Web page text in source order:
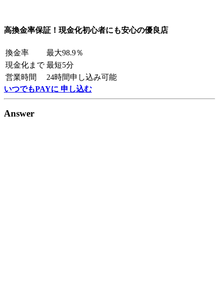
高換金率保証！現金化初心者にも安心の優良店
換金率
最大98.9％
現金化まで 最短5分
営業時間
24時間申し込み可能
いつでもPAYに 申し込む
Answer